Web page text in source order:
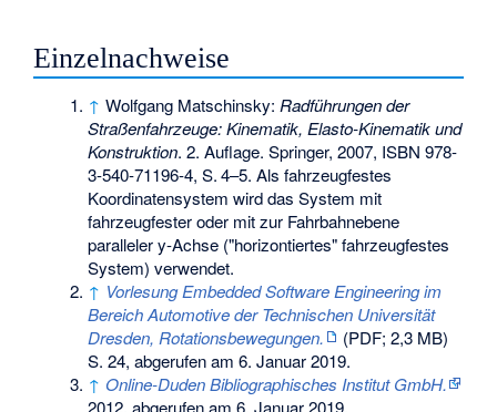
Einzelnachweise
↑ Wolfgang Matschinsky:Radführungen der
Straßenfahrzeuge: Kinematik, Elasto-Kinematik und
Konstruktion. 2. Auflage. Springer, 2007, ISBN 978-
3-540-71196-4,S.4–5. Als fahrzeugfestes
Koordinatensystem wird das System mit
fahrzeugfester oder mit zur Fahrbahnebene
paralleler y-Achse ("horizontiertes" fahrzeugfestes
System) verwendet.
↑ Vorlesung Embedded Software Engineering im
Bereich Automotive der Technischen Universität
Dresden, Rotationsbewegungen.
(PDF; 2,3 MB)
S. 24, abgerufen am 6. Januar 2019.
↑ Online-Duden Bibliographisches Institut GmbH.